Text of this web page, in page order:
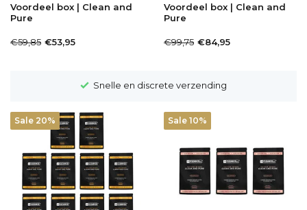
Voordeel box | Clean and
Pure
€59,85 €53,95
Voordeel box | Clean and
Pure
€99,75 €84,95
Snelle en discrete verzending
Sale 20% Sale 10%